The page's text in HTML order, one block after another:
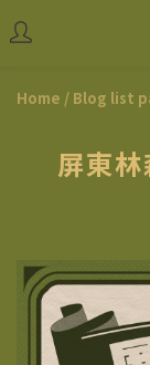
Home / Blog list
屏東